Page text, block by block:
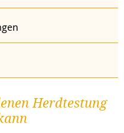
Herdtestung